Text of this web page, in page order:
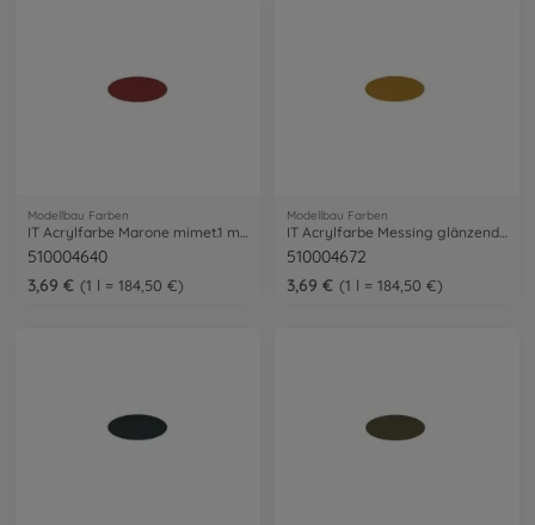
Modellbau Farben
IT Acrylfarbe Marone mimet.1 matt 20ml
510004640
3,69 €
1 l = 184,50 €
Modellbau Farben
IT Acrylfarbe Messing glänzend 20ml
510004672
3,69 €
1 l = 184,50 €